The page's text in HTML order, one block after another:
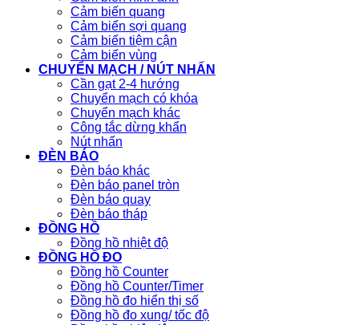
Cảm biến quang
Cảm biến sợi quang
Cảm biến tiệm cận
Cảm biến vùng
CHUYỂN MẠCH / NÚT NHẤN
Cần gạt 2-4 hướng
Chuyển mạch có khóa
Chuyển mạch khác
Công tắc dừng khẩn
Nút nhấn
ĐÈN BÁO
Đèn báo khác
Đèn báo panel tròn
Đèn báo quay
Đèn báo tháp
ĐỒNG HỒ
Đồng hồ nhiệt độ
ĐỒNG HỒ ĐO
Đồng hồ Counter
Đồng hồ Counter/Timer
Đồng hồ đo hiển thị số
Đồng hồ đo xung/ tốc độ